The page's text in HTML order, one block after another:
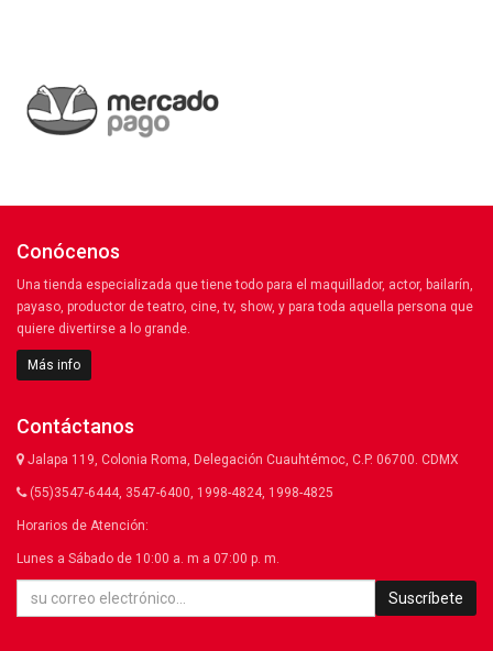
Conócenos
Una tienda especializada que tiene todo para el maquillador, actor, bailarín,
payaso, productor de teatro, cine, tv, show, y para toda aquella persona que
quiere divertirse a lo grande.
Más info
Contáctanos
Jalapa 119, Colonia Roma, Delegación Cuauhtémoc, C.P. 06700. CDMX
(55)3547-6444, 3547-6400, 1998-4824, 1998-4825
Horarios de Atención:
Lunes a Sábado de 10:00 a. m a 07:00 p. m.
Suscríbete